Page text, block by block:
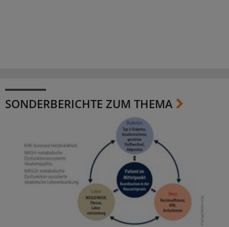
SONDERBERICHTE ZUM THEMA